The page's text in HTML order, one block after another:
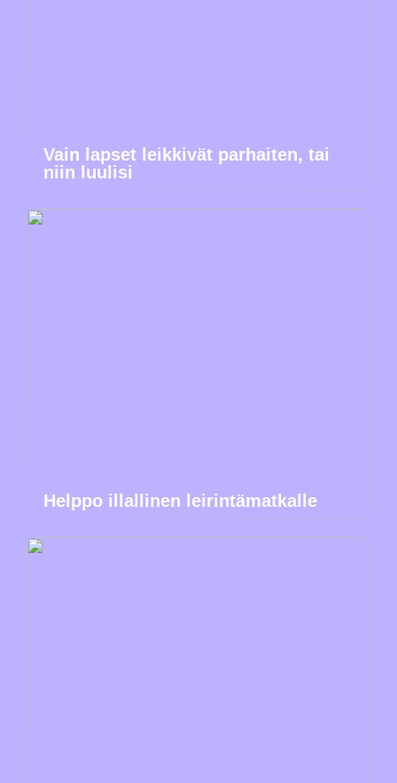
Vain lapset leikkivät parhaiten, tai
niin luulisi
Helppo illallinen leirintämatkalle